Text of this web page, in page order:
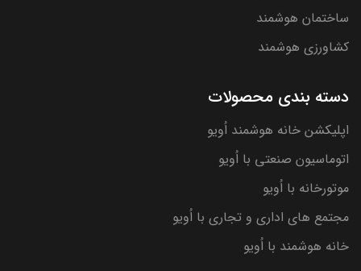
ساختمان هوشمند
کشاورزی هوشمند
دسته بندی محصولات
اپلیکشن خانه هوشمند اُویو
اتوماسیون صنعتی با اُویو
موتورخانه با اُویو
مجتمع های اداری و تجاری با اُویو
خانه هوشمند با اُویو